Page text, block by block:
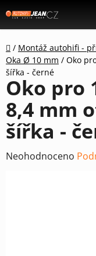
na
obsah
Domů
/ Montáž autohifi -
Oka Ø 10 mm / Oko
šířka - černé
Oko pro
8,4 mm
šířka -
Průměrné
Neohodnoceno